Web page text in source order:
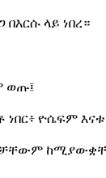
ላይ ነበረ።
ወጡ፤
ዮሴፍም